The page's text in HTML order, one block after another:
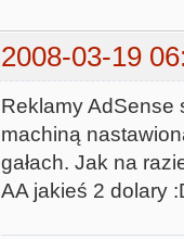
2008-03-19
Reklamy AdSense
machiną
gałach. Jak na
AA jakieś 2 dolary